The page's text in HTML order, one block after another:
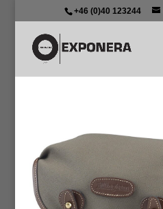
+46 (0)40 123244